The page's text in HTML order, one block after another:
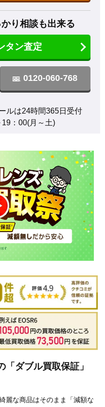
り相談も出来る
タン査定
0120-060-768
ルは24時間365日受付
：00(月～土)
ダブル買取保証」
麗な商品はそのまま「減額な